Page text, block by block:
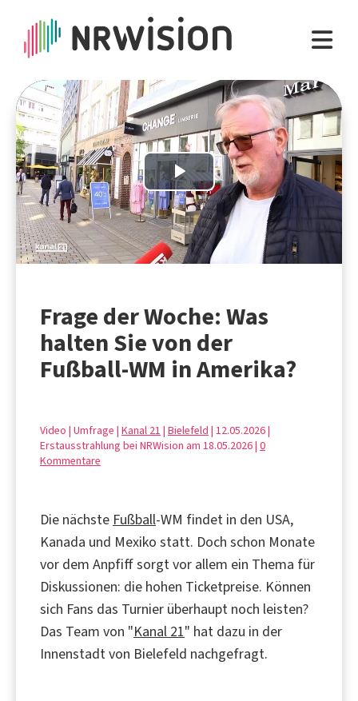
Play
Video
Frage der Woche: Was
halten Sie von der
Fußball-WM in Amerika?
Video | Umfrage | Kanal 21 | Bielefeld | 12.05.2026 |
Erstausstrahlung bei NRWision am 18.05.2026 | 0
Kommentare
Die nächste Fußball-WM findet in den USA,
Kanada und Mexiko statt. Doch schon Monate
vor dem Anpfiff sorgt vor allem ein Thema für
Diskussionen: die hohen Ticketpreise. Können
sich Fans das Turnier überhaupt noch leisten?
Das Team von "Kanal 21" hat dazu in der
Innenstadt von Bielefeld nachgefragt.